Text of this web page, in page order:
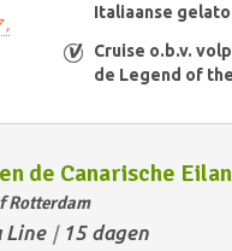
,
Italiaanse gelato
Cruise o.b.v.
de Legend of
de Canarische
Rotterdam
Line / 15 dagen